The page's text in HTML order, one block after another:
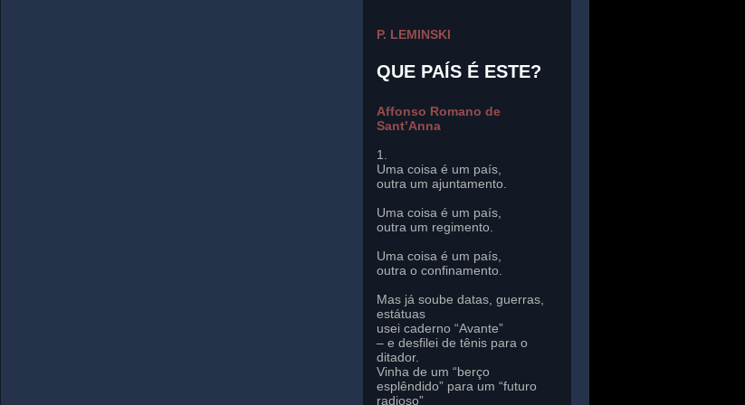
P. LEMINSKI
QUE PAÍS É ESTE?
Affonso Romano de
Sant’Anna
1.
Uma coisa é um país,
outra um ajuntamento.
Uma coisa é um país,
outra um regimento.
Uma coisa é um país,
outra o confinamento.
Mas já soube datas, guerras,
estátuas
usei caderno “Avante”
– e desfilei de tênis para o
ditador.
Vinha de um “berço
esplêndido” para um “futuro
radioso”